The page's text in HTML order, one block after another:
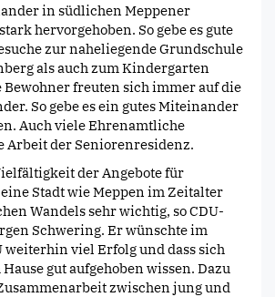
in südlichen Meppener
hervorgehoben. So gebe es gute
zur naheliegende Grundschule
als auch zum Kindergarten
Bewohner freuten sich immer auf die
So gebe es ein gutes Miteinander
Auch viele Ehrenamtliche
Arbeit der Seniorenresidenz.
der Angebote für
Stadt wie Meppen im Zeitalter
Wandels sehr wichtig, so CDU-
Schwering. Er wünschte im
weiterhin viel Erfolg und dass sich
gut aufgehoben wissen. Dazu
zwischen jung und